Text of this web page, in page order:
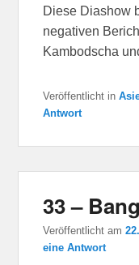
Diese Diashow
negativen
Kambodscha
Veröffentlicht in
Antwort
33 –
Veröffentlicht am
eine Antwort